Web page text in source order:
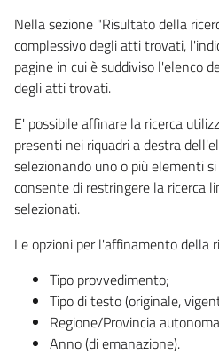
Nella sezione "Risultato della
complessivo degli atti trovati,
pagine in cui è suddiviso l'elenco
degli atti trovati.
E' possibile affinare la ricerca
presenti nei riquadri a destra
selezionando uno o più elementi
consente di restringere la ricerca
selezionati.
Le opzioni per l'affinamento della
Tipo provvedimento;
Tipo di testo (originale,
Regione/Provincia
Anno (di emanazione).